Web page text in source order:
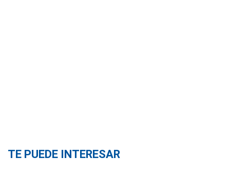
TE PUEDE INTERESAR